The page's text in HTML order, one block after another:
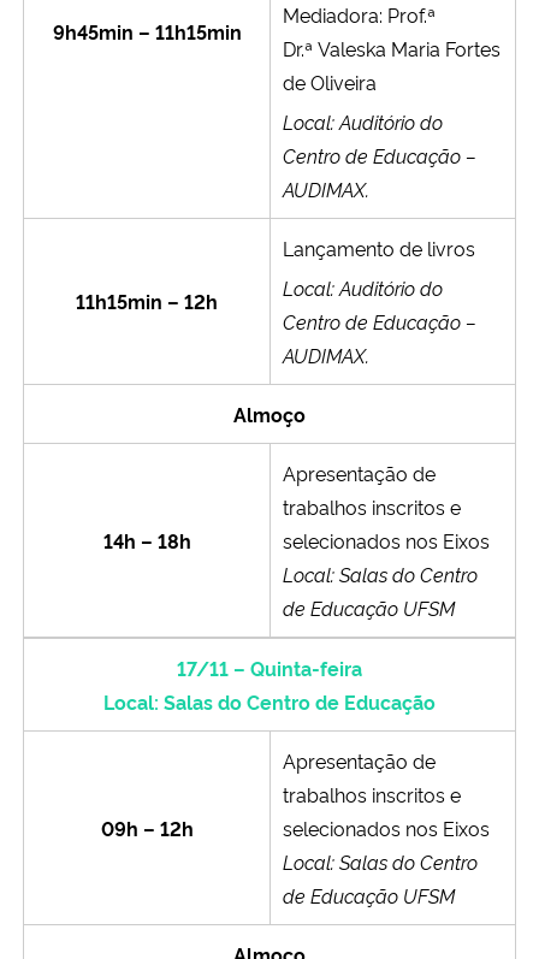
9h45min – 11h15min
Mediadora: Prof.ª
Dr.ª Valeska Maria Fortes
de Oliveira
Local: Auditório do
Centro de Educação –
AUDIMAX.
11h15min – 12h
Lançamento de livros
Local: Auditório do
Centro de Educação –
AUDIMAX.
Almoço
14h – 18h
Apresentação de
trabalhos inscritos e
selecionados nos Eixos
Local: Salas do Centro
de Educação UFSM
17/11 – Quinta-feira
Local: Salas do Centro de Educação
09h – 12h
Apresentação de
trabalhos inscritos e
selecionados nos Eixos
Local: Salas do Centro
de Educação UFSM